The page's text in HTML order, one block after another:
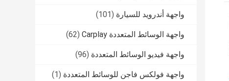
واجهة أندرويد للسيارة (101)
واجهة الوسائط المتعددة Carplay (62)
واجهة فيديو الوسائط المتعددة (96)
واجهة فولكس فاجن للوسائط المتعددة (1)